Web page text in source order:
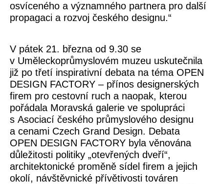
osvíceného a významného partnera pro další
propagaci a rozvoj českého designu.“
V pátek 21. března od 9.30 se
v Uměleckoprůmyslovém muzeu uskutečnila
již po třetí inspirativní debata na téma OPEN
DESIGN FACTORY – přínos designerských
firem pro cestovní ruch a naopak, kterou
pořádala Moravská galerie ve spolupráci
s Asociací českého průmyslového designu
a cenami Czech Grand Design. Debata
OPEN DESIGN FACTORY byla věnována
důležitosti politiky „otevřených dveří“,
architektonické proměně sídel firem a jejich
okolí, návštěvnické přívětivosti továren